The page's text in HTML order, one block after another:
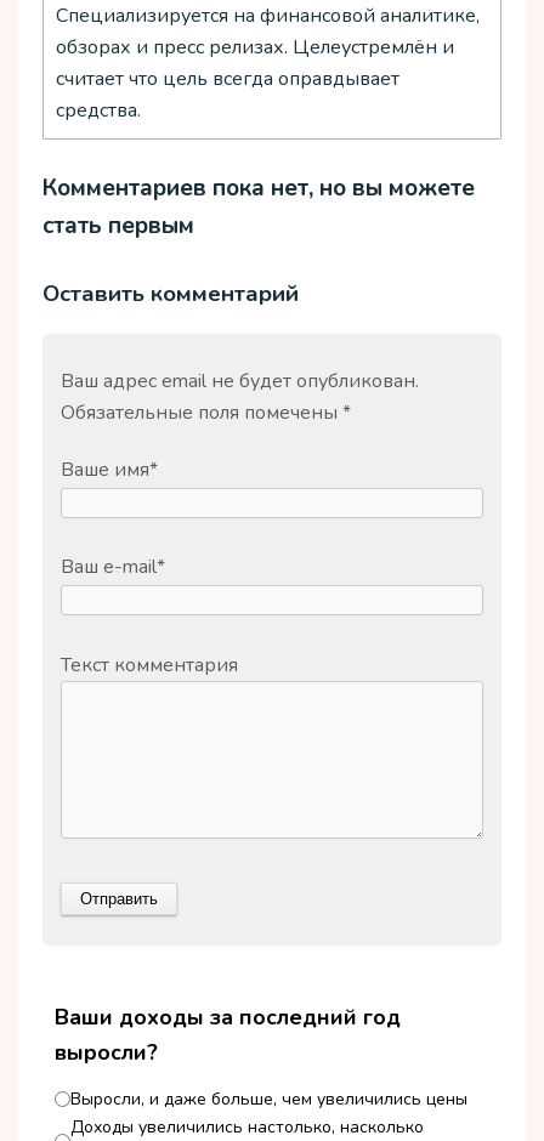
Специализируется на финансовой аналитике,
обзорах и пресс релизах. Целеустремлён и
считает что цель всегда оправдывает
средства.
Комментариев пока нет, но вы можете
стать первым
Оставить комментарий
Ваш адрес email не будет опубликован.
Обязательные поля помечены *
Ваше имя*
Ваш e-mail*
Текст комментария
Ваши доходы за последний год
выросли?
Выросли, и даже больше, чем увеличились цены
Доходы увеличились настолько, насколько